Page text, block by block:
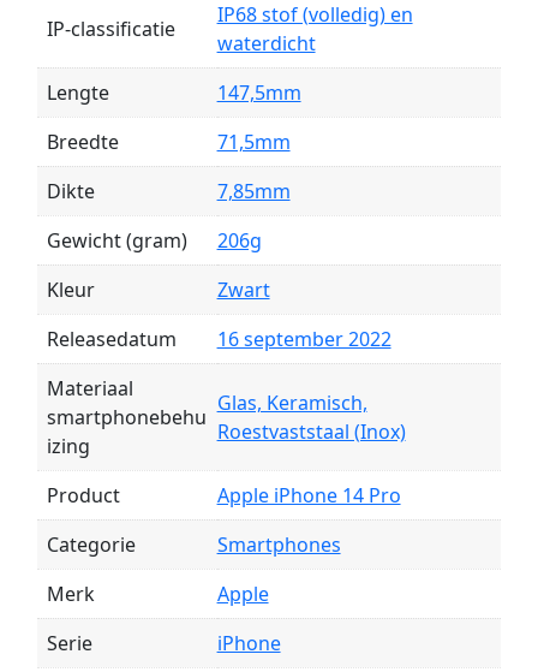
IP-classificatie
IP68 stof (volledig) en
waterdicht
Lengte
147,5mm
Breedte
71,5mm
Dikte
7,85mm
Gewicht (gram)
206g
Kleur
Zwart
Releasedatum
16 september 2022
Materiaal
smartphonebehu
izing
Glas, Keramisch,
Roestvaststaal (Inox)
Product
Apple iPhone 14 Pro
Categorie
Smartphones
Merk
Apple
Serie
iPhone